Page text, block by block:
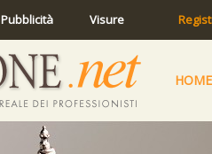
Pubblicità Visure
HOME